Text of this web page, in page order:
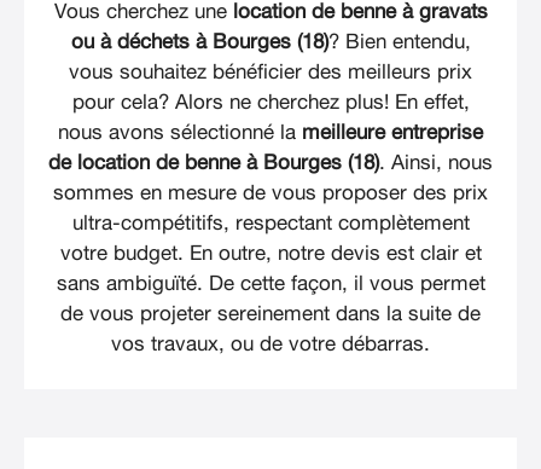
Vous cherchez une location de benne à gravats
ou à déchets à Bourges (18)? Bien entendu,
vous souhaitez bénéficier des meilleurs prix
pour cela? Alors ne cherchez plus! En effet,
nous avons sélectionné la meilleure entreprise
de location de benne à Bourges (18). Ainsi, nous
sommes en mesure de vous proposer des prix
ultra-compétitifs, respectant complètement
votre budget. En outre, notre devis est clair et
sans ambiguïté. De cette façon, il vous permet
de vous projeter sereinement dans la suite de
vos travaux, ou de votre débarras.